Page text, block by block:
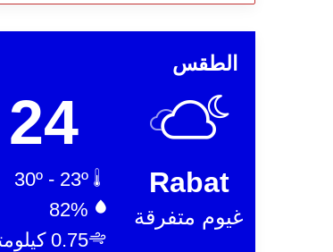
الطقس
Rabat
غيوم متفرقة
24
82%
0.75 كيلومتر/ساعة